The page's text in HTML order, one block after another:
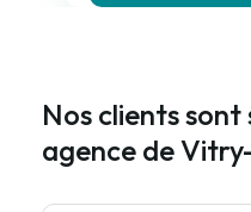
Nos clients
agence de